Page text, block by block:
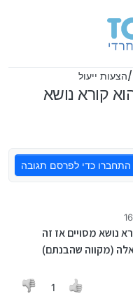
ייעול
קורא נושא
התחברו כדי לפרסם תגובה
נושא מסויים אז זה
(מקווה שהבנתם)
1